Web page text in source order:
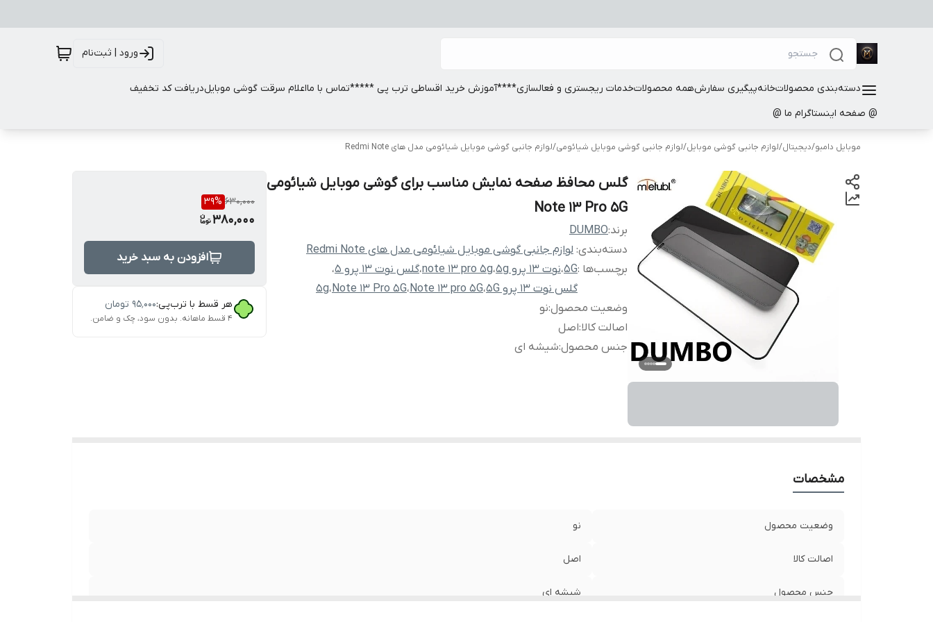
ورود | ثبت‌نام
دسته‌بندی محصولاتخانهپیگیری سفارشهمه محصولاتخدمات ریجستری و فعالسازی****آموزش خرید اقساطی ترب پی *****تماس با مااعلام سرقت گوشی موبایلدریافت کد تخفیف
@ صفحه اینستاگرام ما @
موبایل دامبو/دیجیتال/لوازم جانبی گوشی موبایل/لوازم جانبی گوشی موبایل شیائومی/لوازم جانبی گوشی موبایل شیائومی مدل های Redmi Note
گلس محافظ صفحه نمایش مناسب برای گوشی موبایل شیائومی
Note 13 Pro 5G
برند:DUMBO
دسته‌بندی: لوازم جانبی گوشی موبایل شیائومی مدل های Redmi Note
برچسب‌ها :5G،نوت 13 پرو 5g ،note 13 pro 5g،گلس نوت 13 پرو 5
،
گلس نوت 13 پرو 5G
،Note 13 pro 5G،Note 13 Pro 5G،5g
وضعیت محصول:نو
اصالت کالا:اصل
جنس محصول:شیشه ای
630,000
39%
380,000
افزودن به سبد خرید
هر قسط با ترب‌پی:۹۵٬۰۰۰ تومان
۴ قسط ماهانه. بدون سود، چک و ضامن.
مشخصات
وضعیت محصول نو
اصالت کالا اصل
جنس محصول شیشه ای